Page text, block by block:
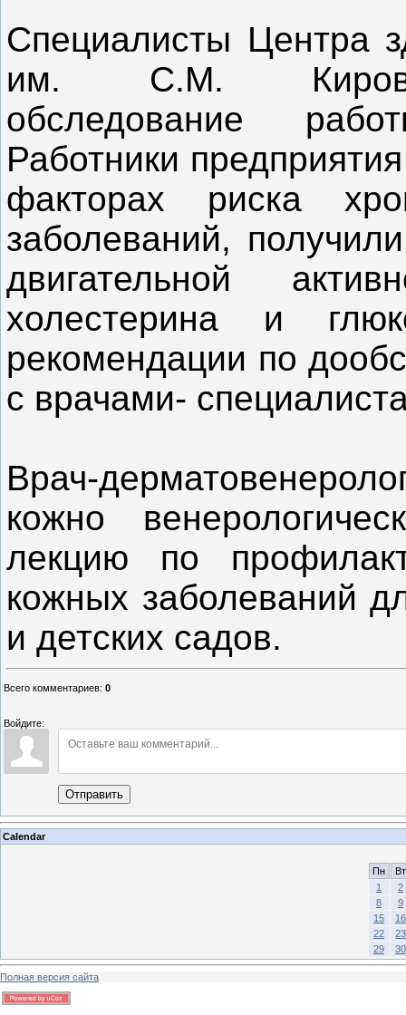
Специалисты Центра
им. С.М. Кирова
обследование
Работники
факторах риска
заболеваний,
двигательной
холестерина и
рекомендации по
с врачами-
Врач-
кожно
лекцию по
кожных заболеваний
и детских садов.
Всего комментариев: 0
Войдите:
Отправить
Calendar
Пн
Вт
1
2
8
9
15
16
22
23
29
30
Полная версия сайта